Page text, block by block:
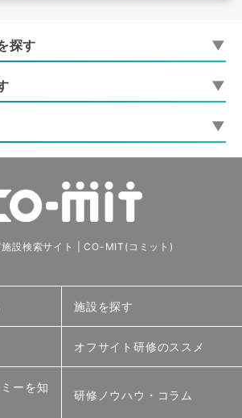
探す
施設検索サイト | CO-MIT(コミット)
施設を探す
オフサイト研修のススメ
ーを知
研修ノウハウ・コラム